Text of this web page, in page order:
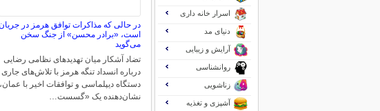
در حالی که مذاکرات توافق هرمز در
است، «برادر محسن» از جنگ سخن
می‌گوید
تضاد آشکار میان تهدیدهای نظامی رضایی
درباره انسداد تنگه هرمز با تلاش‌های جاری
دستگاه دیپلماسی و توافقات اخیر با عمان،
نشان‌دهنده یک «گسست…
اسرار خانه داری
دنیای مد
آرایش و زیبایی
روانشناسی
زناشویی
آشپزی و تغذیه